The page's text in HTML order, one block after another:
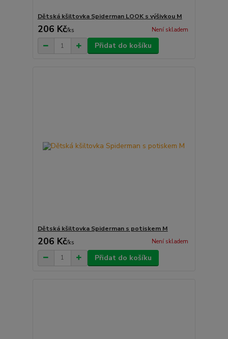
Dětská kšiltovka Spiderman LOOK s výšivkou M
206 Kč/ks Není skladem
Přidat do košíku
Dětská kšiltovka Spiderman s potiskem M
206 Kč/ks Není skladem
Přidat do košíku